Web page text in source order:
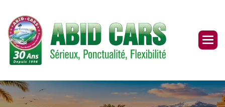
content